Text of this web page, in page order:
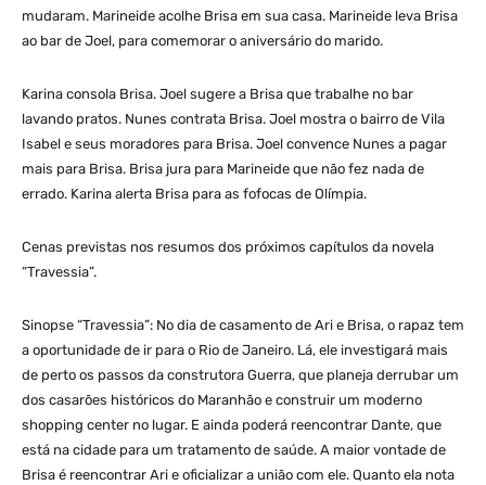
mudaram. Marineide acolhe Brisa em sua casa. Marineide leva Brisa
ao bar de Joel, para comemorar o aniversário do marido.
Karina consola Brisa. Joel sugere a Brisa que trabalhe no bar
lavando pratos. Nunes contrata Brisa. Joel mostra o bairro de Vila
Isabel e seus moradores para Brisa. Joel convence Nunes a pagar
mais para Brisa. Brisa jura para Marineide que não fez nada de
errado. Karina alerta Brisa para as fofocas de Olímpia.
Cenas previstas nos resumos dos próximos capítulos da novela
“Travessia”.
Sinopse “Travessia”: No dia de casamento de Ari e Brisa, o rapaz tem
a oportunidade de ir para o Rio de Janeiro. Lá, ele investigará mais
de perto os passos da construtora Guerra, que planeja derrubar um
dos casarões históricos do Maranhão e construir um moderno
shopping center no lugar. E ainda poderá reencontrar Dante, que
está na cidade para um tratamento de saúde. A maior vontade de
Brisa é reencontrar Ari e oficializar a união com ele. Quanto ela nota